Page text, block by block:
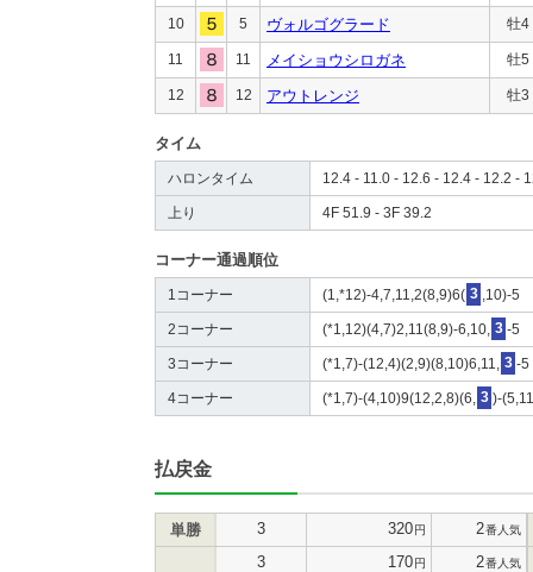
10 5 ヴォルゴグラード 牡4
11 11 メイショウシロガネ 牡5
12 12 アウトレンジ 牡3
タイム
ハロンタイム 12.4 - 11.0 - 12.6 - 12.4 - 12.2 -
上り 4F 51.9 - 3F 39.2
コーナー通過順位
1コーナー (1,*12)-4,7,11,2(8,9)6( 3 ,10)-5
2コーナー (*1,12)(4,7)2,11(8,9)-6,10, 3 -5
3コーナー (*1,7)-(12,4)(2,9)(8,10)6,11, 3 -5
4コーナー (*1,7)-(4,10)9(12,2,8)(6, 3 )-
払戻金
単勝 3 320円 2番人気
3 170円 2番人気